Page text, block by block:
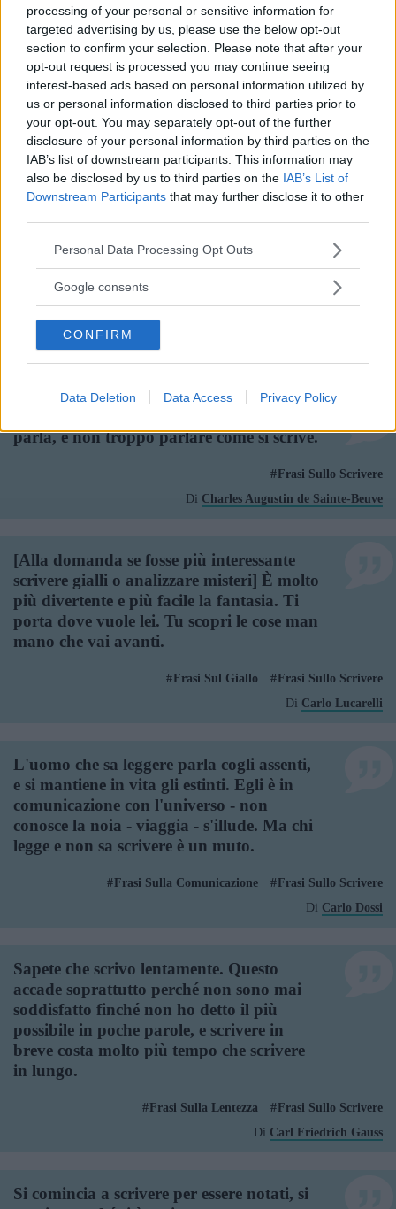
processing of your personal or sensitive information for
targeted advertising by us, please use the below opt-out
section to confirm your selection. Please note that after your
opt-out request is processed you may continue seeing
interest-based ads based on personal information utilized by
us or personal information disclosed to third parties prior to
your opt-out. You may separately opt-out of the further
disclosure of your personal information by third parties on the
IAB’s list of downstream participants. This information may
also be disclosed by us to third parties on the IAB’s List of
Downstream Participants that may further disclose it to other
Please note that this website/app uses one or more Google
not limited to your visit or usage behaviour. You may click to
use your data for below specified purposes in below Google
consent section.
Personal Data Processing Opt Outs
Google consents
CONFIRM
Data Deletion Data Access Privacy Policy
Frasi Sulla Profondità
Frasi Sullo Scrivere
Di Charles Bukowski
Scrivere poesie non è difficile. Difficile è
viverle.
Frasi Sulla Poesia
Frasi Sullo Scrivere
Di Charles Bukowski
I poemi lunghi sono la risorsa di quegli
imbecilli che non ne sanno scrivere di
brevi.
Frasi Sugli Imbecilli E Sull'imbecillità
parla, e non troppo parlare come si scrive.
Frasi Sullo Scrivere
Di Charles Augustin de Sainte-Beuve
[Alla domanda se fosse più interessante
scrivere gialli o analizzare misteri] È molto
più divertente e più facile la fantasia. Ti
porta dove vuole lei. Tu scopri le cose man
mano che vai avanti.
Frasi Sul Giallo
Frasi Sullo Scrivere
Di Carlo Lucarelli
L'uomo che sa leggere parla cogli assenti,
e si mantiene in vita gli estinti. Egli è in
comunicazione con l'universo - non
conosce la noia - viaggia - s'illude. Ma chi
legge e non sa scrivere è un muto.
Frasi Sulla Comunicazione
Frasi Sullo Scrivere
Di Carlo Dossi
Sapete che scrivo lentamente. Questo
accade soprattutto perché non sono mai
soddisfatto finché non ho detto il più
possibile in poche parole, e scrivere in
breve costa molto più tempo che scrivere
in lungo.
Frasi Sulla Lentezza
Frasi Sullo Scrivere
Di Carl Friedrich Gauss
Si comincia a scrivere per essere notati, si